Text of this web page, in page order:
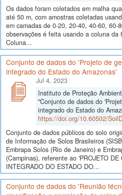
Os dados foram coletados em malha
até 50 m, com amostras coletadas
em camadas de 0-20, 20-40, 40-60, 60-
observações é feita usando a coluna da
Coluna...
Conjunto de dados do 'Projeto de
integrado do Estado do Amazonas'
Jul 4, 2023
Instituto de Proteção
"Conjunto de dados do
integrado do Estado do
https://doi.org/10.60502/
Conjunto de dados públicos do solo
de Informação de Solos Brasileiros
Embrapa Solos (Rio de Janeiro) e
(Campinas), referente ao 'PROJETO DE
INTEGRADO DO ESTADO DO...
Conjunto de dados do 'Reunião